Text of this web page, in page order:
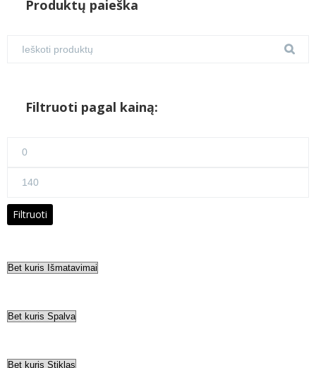
Produktų paieška
Filtruoti pagal kainą:
Maks
Filtruoti